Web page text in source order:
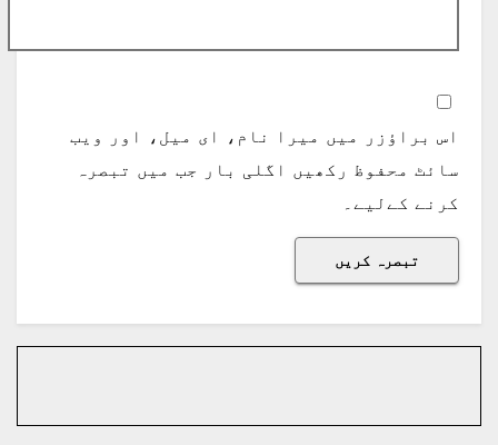
اس براؤزر میں میرا نام، ای میل، اور ویب
سائٹ محفوظ رکھیں اگلی بار جب میں تبصرہ
کرنے کےلیے۔